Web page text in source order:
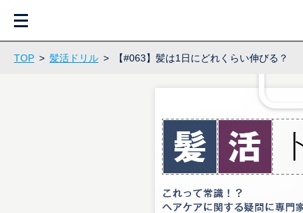
M
N
U
TOP > 髪活ドリル > 【#063】髪は1日にどれくらい伸びる？